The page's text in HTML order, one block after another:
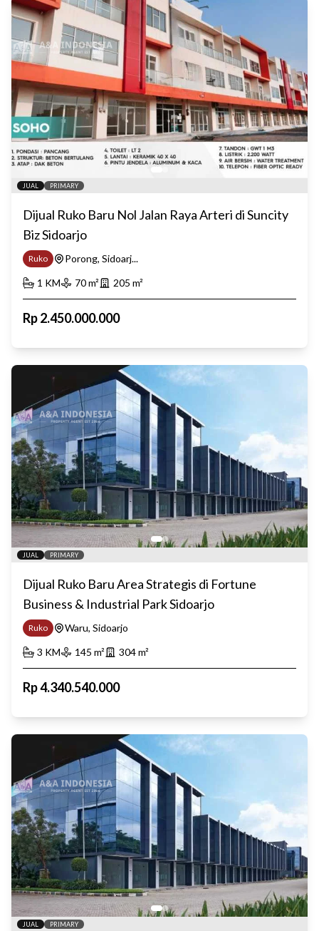
JUAL PRIMARY
Dijual Ruko Baru Nol Jalan Raya Arteri di Suncity
Biz Sidoarjo
Ruko
Porong, Sidoarj...
1 KM 70m² 205 m²
Rp2.450.000.000
JUAL PRIMARY
Dijual Ruko Baru Area Strategis di Fortune
Business & Industrial Park Sidoarjo
Ruko
Waru, Sidoarjo
3 KM 145 m² 304m²
Rp4.340.540.000
JUAL PRIMARY